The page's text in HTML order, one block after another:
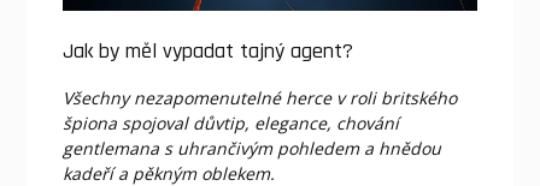
Jak by měl vypadat tajný agent?
Všechny nezapomenutelné herce v roli britského
špiona spojoval důvtip, elegance, chování
gentlemana s uhrančivým pohledem a hnědou
kadeří a pěkným oblekem.